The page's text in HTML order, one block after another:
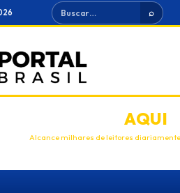
Buscar ⌕
ANUNCIEAQUI
Alcance milhares de leitores diariamente